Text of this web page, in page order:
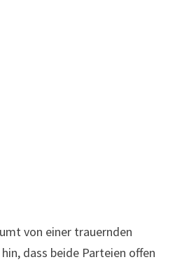
von einer trauernden
dass beide Parteien offen